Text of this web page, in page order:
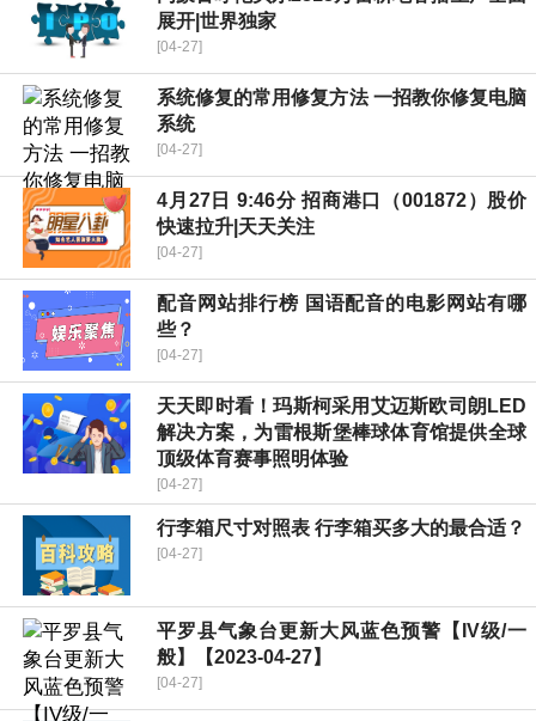
展开|世界独家
[04-27]
系统修复的常用修复方法 一招教你修复电脑
系统
[04-27]
4月27日 9:46分 招商港口（001872）股价
快速拉升|天天关注
[04-27]
配音网站排行榜 国语配音的电影网站有哪
些？
[04-27]
天天即时看！玛斯柯采用艾迈斯欧司朗LED
解决方案，为雷根斯堡棒球体育馆提供全球
顶级体育赛事照明体验
[04-27]
行李箱尺寸对照表 行李箱买多大的最合适？
[04-27]
平罗县气象台更新大风蓝色预警【IV级/一
般】【2023-04-27】
[04-27]